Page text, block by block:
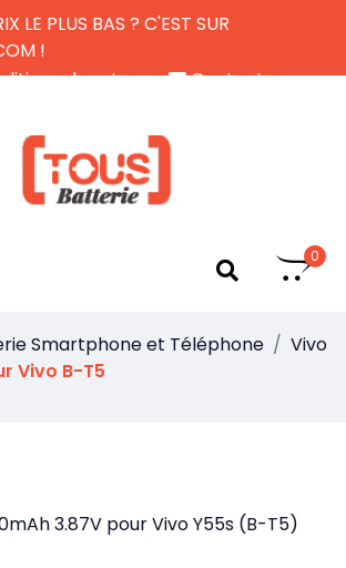
LE PLUS BAS ? C'EST SUR
!
de retour
Contactez-nous
0
Smartphone et Téléphone
Vivo
Vivo B-T5